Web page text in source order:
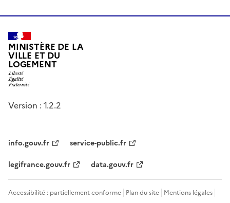
MINISTÈRE DE LA
VILLE ET DU
LOGEMENT
Version : 1.2.2
info.gouv.fr
service-public.fr
legifrance.gouv.fr
data.gouv.fr
Accessibilité : partiellement conforme Plan du site Mentions légales